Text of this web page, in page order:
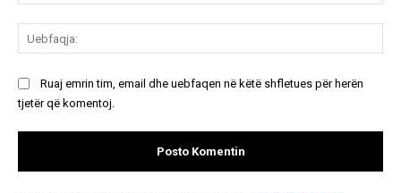
Ruaj emrin tim, email dhe uebfaqen në këtë shfletues për herën
tjetër që komentoj.